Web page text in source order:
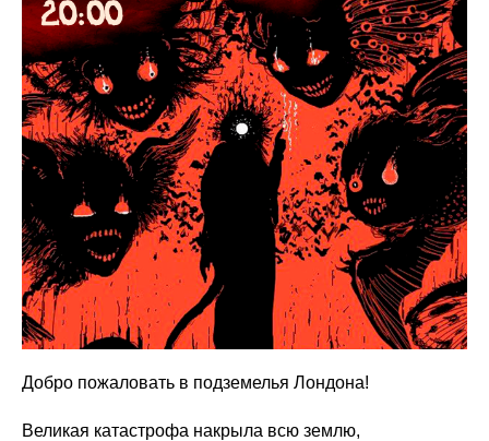
Добро пожаловать в подземелья Лондона!
Великая катастрофа накрыла всю землю,